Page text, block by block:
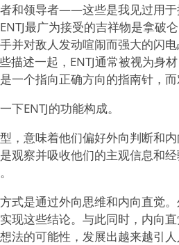
和领导者——这些是我见过用于
最广为接受的吉祥物是拿破
并对敌人发动喧闹而强大的闪
描述一起，ENTJ通常被视为身
一个指向正确方向的指南针，
下ENTJ的功能构成。
，意味着他们偏好外向判断和
观察并吸收他们的主观信息和
式是通过外向思维和内向直觉
现这些结论。与此同时，内向
法的可能性，发展出越来越引